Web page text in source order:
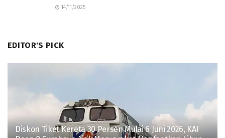
14/11/2025
EDITOR'S PICK
Diskon Tiket Kereta 30 Persen Mulai 6 Juni 2026, KAI